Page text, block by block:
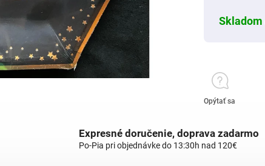
Skladom
Opýtať sa
Expresné doručenie, doprava zadarmo
Po-Pia pri objednávke do 13:30h nad 120€